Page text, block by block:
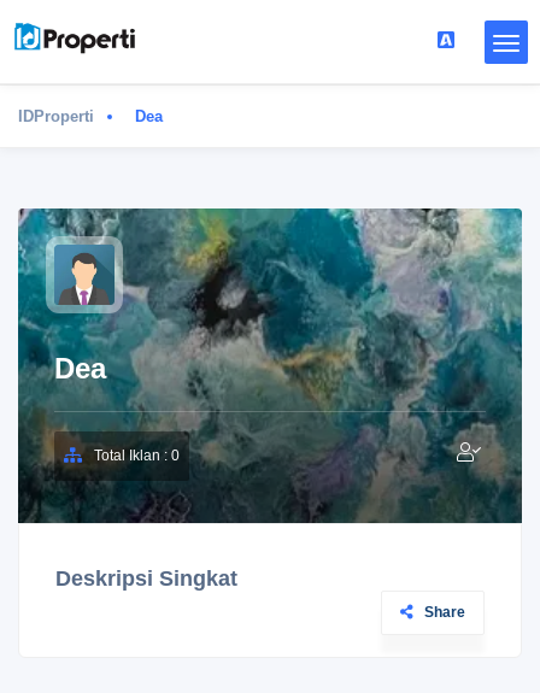
IDProperti Dea
Dea
Total Iklan : 0
Deskripsi Singkat
Share